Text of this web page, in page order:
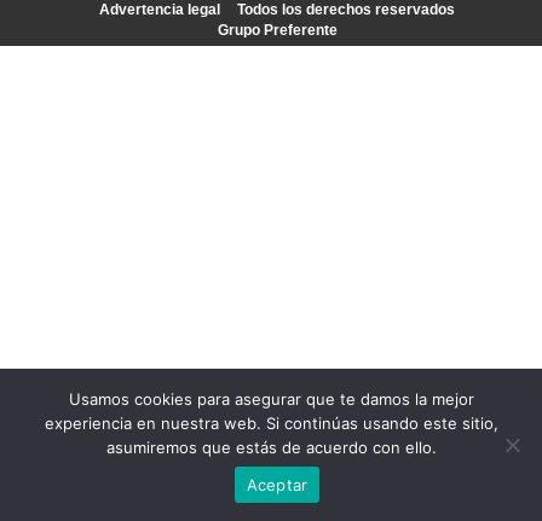
Usamos cookies para asegurar que te damos la mejor
experiencia en nuestra web. Si continúas usando este sitio,
asumiremos que estás de acuerdo con ello.
Aceptar
Advertencia legal
Todos los derechos reservados
Grupo Preferente